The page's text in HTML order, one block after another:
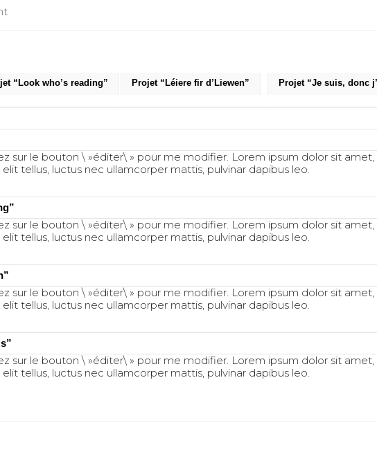
“Look who’s reading” Projet “Léiere fir d’Liewen” Projet “Je suis, donc
sur le bouton \ »éditer\ » pour me modifier. Lorem ipsum dolor sit amet,
tellus, luctus nec ullamcorper mattis, pulvinar dapibus leo.
sur le bouton \ »éditer\ » pour me modifier. Lorem ipsum dolor sit amet,
tellus, luctus nec ullamcorper mattis, pulvinar dapibus leo.
sur le bouton \ »éditer\ » pour me modifier. Lorem ipsum dolor sit amet,
tellus, luctus nec ullamcorper mattis, pulvinar dapibus leo.
sur le bouton \ »éditer\ » pour me modifier. Lorem ipsum dolor sit amet,
tellus, luctus nec ullamcorper mattis, pulvinar dapibus leo.